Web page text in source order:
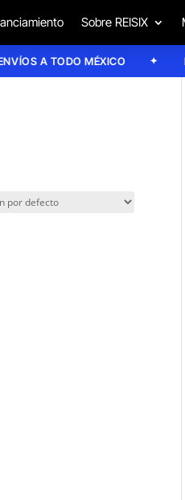
Sobre REISIX
A TODO MÉXICO